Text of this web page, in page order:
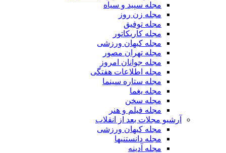
مجله سپید و سیاه
مجله زن روز
مجله توفیق
مجله کاریکاتور
مجله کیهان ورزشی
مجله تهران مصور
مجله جوانان امروز
مجله اطلاعات هفتگی
مجله ستاره سینما
مجله یغما
مجله سخن
مجله فیلم و هنر
آرشیو مجلات بعد از انقلاب
مجله کیهان ورزشی
مجله دانستنیها
مجله آدینه